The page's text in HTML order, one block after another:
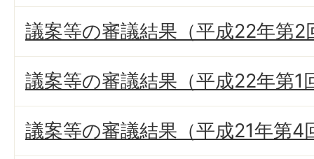
議案等の審議結果（平成22年第2
議案等の審議結果（平成22年第1
議案等の審議結果（平成21年第4